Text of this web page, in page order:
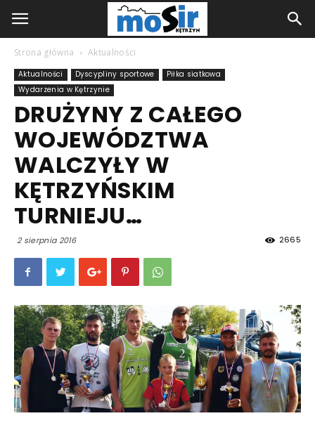
Strona główna Aktualności
Aktualności Dyscypliny sportowe
Piłka siatkowa
Wydarzenia w Kętrzynie
DRUŻYNY Z CAŁEGO
WOJEWÓDZTWA
WALCZYŁY W
KĘTRZYŃSKIM
TURNIEJU…
2 sierpnia 2016 2665